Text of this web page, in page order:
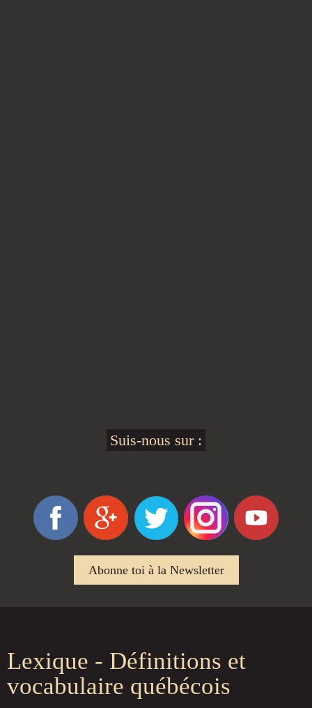
Suis-nous sur :
Abonne toi à la Newsletter
Lexique - Définitions et
vocabulaire québécois